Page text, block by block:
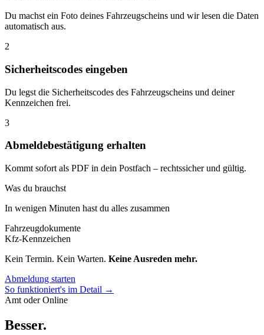
Du machst ein Foto deines Fahrzeugscheins und wir lesen die Daten
automatisch aus.
2
Sicherheitscodes eingeben
Du legst die Sicherheitscodes des Fahrzeugscheins und deiner
Kennzeichen frei.
3
Abmeldebestätigung erhalten
Kommt sofort als PDF in dein Postfach – rechtssicher und gültig.
Was du brauchst
In wenigen Minuten hast du alles zusammen
Fahrzeugdokumente
Kfz-Kennzeichen
Kein Termin. Kein Warten. Keine Ausreden mehr.
Abmeldung starten
So funktioniert's im Detail →
Amt oder Online
Besser.